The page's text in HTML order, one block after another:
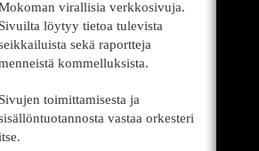
virallisia verkkosivuja.
löytyy tietoa tulevista
sekä raportteja
kommelluksista.
toimittamisesta ja
vastaa orkesteri